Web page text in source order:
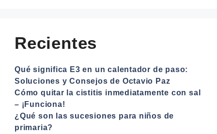
Recientes
Qué significa E3 en un calentador de paso:
Soluciones y Consejos de Octavio Paz
Cómo quitar la cistitis inmediatamente con sal
– ¡Funciona!
¿Qué son las sucesiones para niños de
primaria?